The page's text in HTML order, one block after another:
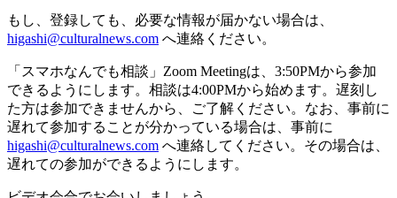
もし、登録しても、必要な情報が届かない場合は、
higashi@culturalnews.com へ連絡ください。
「スマホなんでも相談」Zoom Meetingは、3:50PMから参加
できるようにします。相談は4:00PMから始めます。遅刻し
た方は参加できませんから、ご了解ください。なお、事前に
遅れて参加することが分かっている場合は、事前に
higashi@culturalnews.com へ連絡してください。その場合は、
遅れての参加ができるようにします。